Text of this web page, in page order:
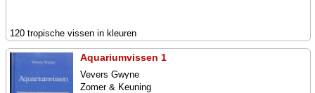
120 tropische vissen in kleuren
Aquariumvissen 1
Vevers Gwyne
Zomer & Keuning